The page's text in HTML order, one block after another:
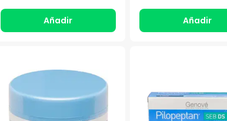
Añadir Añadir